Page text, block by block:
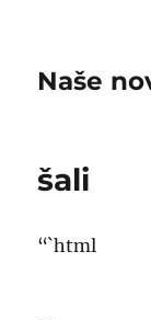
Naše
šali
“`html